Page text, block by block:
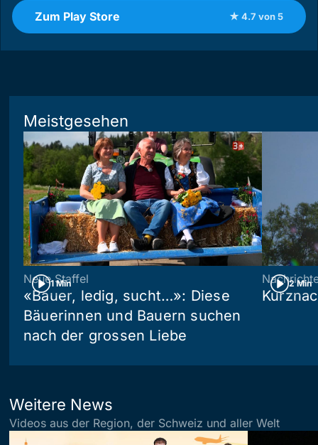
Zum Play Store ★ 4.7 von 5
Meistgesehen
1 Min
Neue Staffel
«Bauer, ledig, sucht…»: Diese
Bäuerinnen und Bauern suchen
nach der grossen Liebe
2 Min
Weitere News
Videos aus der Region, der Schweiz und aller Welt